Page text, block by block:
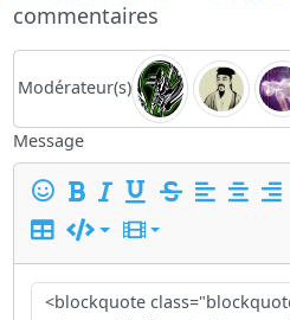
commentaires
Modérateur(s)
Message